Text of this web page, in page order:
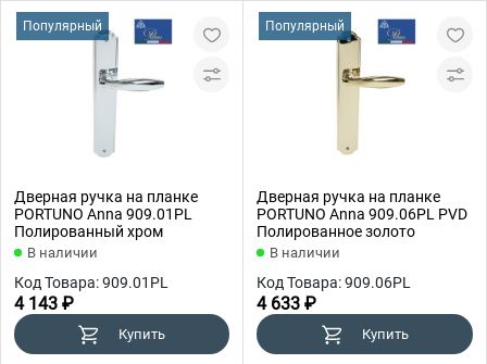
Популярный
Дверная ручка на планке
PORTUNO Anna 909.01PL
Полированный хром
В наличии
Код Товара: 909.01PL
4 143 ₽
Купить
Популярный
Дверная ручка на планке
PORTUNO Anna 909.06PL PVD
Полированное золото
В наличии
Код Товара: 909.06PL
4 633 ₽
Купить